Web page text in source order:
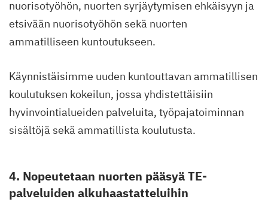
nuorisotyöhön, nuorten syrjäytymisen ehkäisyyn ja
etsivään nuorisotyöhön sekä nuorten
ammatilliseen kuntoutukseen.
Käynnistäisimme uuden kuntouttavan ammatillisen
koulutuksen kokeilun, jossa yhdistettäisiin
hyvinvointialueiden palveluita, työpajatoiminnan
sisältöjä sekä ammatillista koulutusta.
4. Nopeutetaan nuorten pääsyä TE-
palveluiden alkuhaastatteluihin